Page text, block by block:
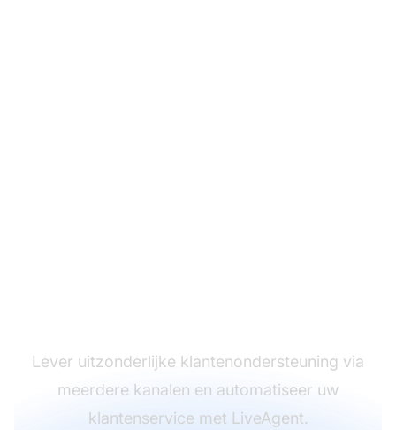
Lever uitzonderlijke klantenondersteuning via
meerdere kanalen en automatiseer uw
klantenservice met LiveAgent.